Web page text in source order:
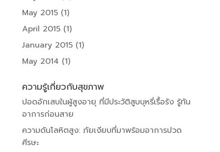
May 2015(1)
April 2015(1)
January 2015(1)
May 2014 (1)
ความรู้เกี่ยวกับสุขภาพ
ปอดอักเสบในผู้สูงอายุ ที่มีประวัติสูบบุหรี่เรื้อรัง รู้ทัน
อาการก่อนสาย
ความดันโลหิตสูง: ภัยเงียบที่มาพร้อมอาการปวด
ศีรษะ